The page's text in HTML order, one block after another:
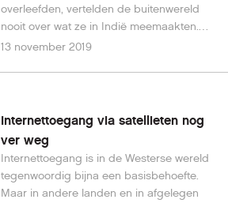
overleefden, vertelden de buitenwereld
nooit over wat ze in Indië meemaakten.
Het merendeel hield 70 jaar lang z'n mond,
13 november 2019
Internettoegang via satellieten nog
ver weg
Internettoegang is in de Westerse wereld
tegenwoordig bijna een basisbehoefte.
Maar in andere landen en in afgelegen